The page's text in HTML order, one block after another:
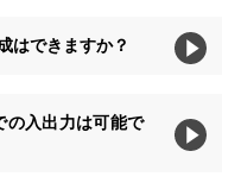
はできますか？
の入出力は可能で